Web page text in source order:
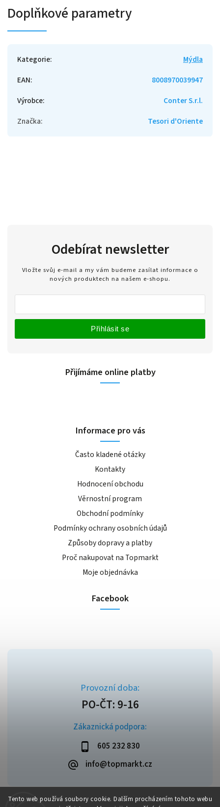
Tento web používá soubory cookie. Dalším procházením tohoto webu
Doplňkové parametry
Kategorie:
Mýdla
EAN:
8008970039947
Výrobce:
Conter S.r.l.
Značka: Tesori d'Oriente
Zákaznická podpora:
605 232 830
info@topmarkt.cz
Odebírat newsletter
Vložte svůj e-mail a my vám budeme zasílat informace o
nových produktech na našem e-shopu.
Přihlásit se
Přijímáme online platby
Informace pro vás
Často kladené otázky
Kontakty
Hodnocení obchodu
Věrnostní program
Obchodní podmínky
Podmínky ochrany osobních údajů
Způsoby dopravy a platby
Proč nakupovat na Topmarkt
Moje objednávka
Facebook